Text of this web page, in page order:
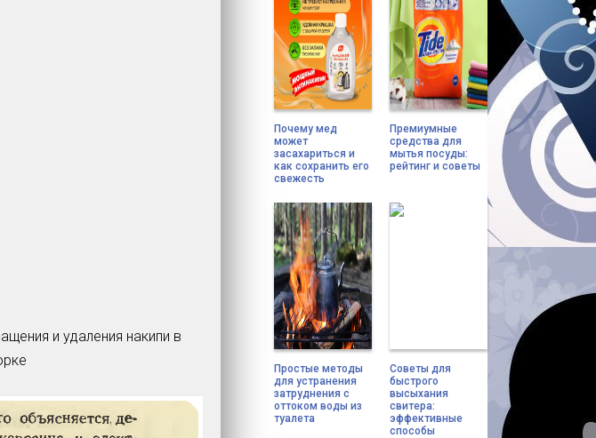
и удаления накипи в
Почему мед
может
засахариться и
как сохранить его
свежесть
Премиумные
средства для
мытья посуды:
рейтинг и советы
Простые методы
для устранения
затруднения с
оттоком воды из
туалета
Советы для
быстрого
высыхания
свитера:
эффективные
способы